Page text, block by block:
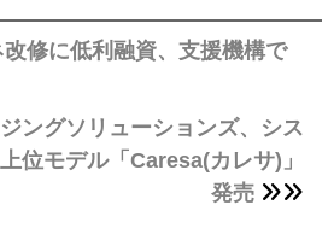
修に低利融資、支援機構で
ングソリューションズ、シス
位モデル「Caresa(カレサ)」
発売